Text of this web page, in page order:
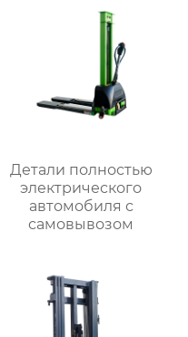
Детали полностью
электрического
автомобиля с
самовывозом